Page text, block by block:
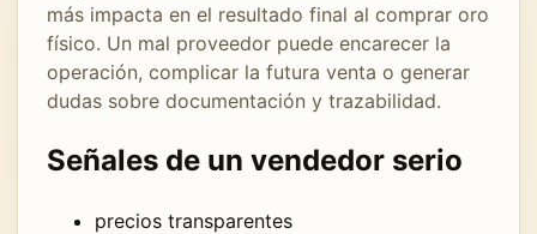
más impacta en el resultado final al comprar oro
físico. Un mal proveedor puede encarecer la
operación, complicar la futura venta o generar
dudas sobre documentación y trazabilidad.
Señales de un vendedor serio
precios transparentes